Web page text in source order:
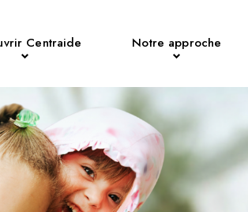
Centraide Notre approche